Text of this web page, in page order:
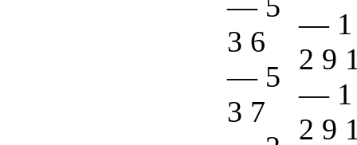
3 6
— 5
3 7
— 1
2 9
— 1
2 9